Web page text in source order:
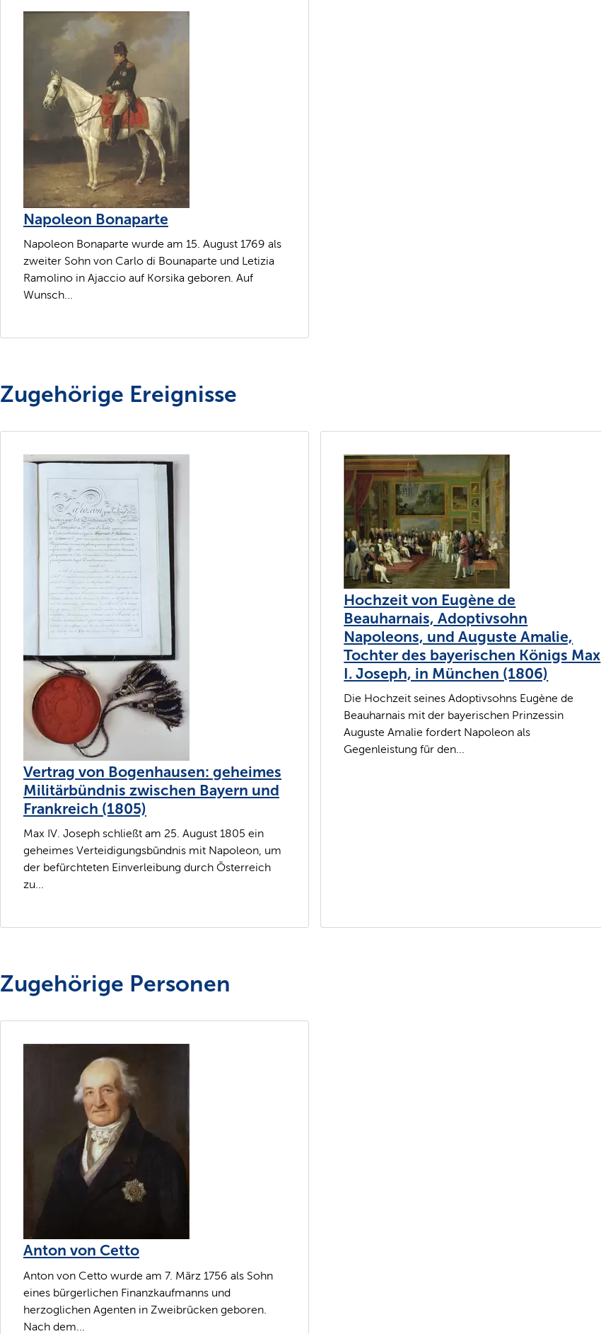
Napoleon Bonaparte
Napoleon Bonaparte wurde am 15. August 1769 als
zweiter Sohn von Carlo di Bounaparte und Letizia
Ramolino in Ajaccio auf Korsika geboren. Auf
Wunsch...
Zugehörige Ereignisse
Vertrag von Bogenhausen: geheimes
Militärbündnis zwischen Bayern und
Frankreich (1805)
Max IV. Joseph schließt am 25. August 1805 ein
geheimes Verteidigungsbündnis mit Napoleon, um
der befürchteten Einverleibung durch Österreich
zu...
Hochzeit von Eugène de
Beauharnais, Adoptivsohn
Napoleons, und Auguste Amalie,
Tochter des bayerischen Königs Max
I. Joseph, in München (1806)
Die Hochzeit seines Adoptivsohns Eugène de
Beauharnais mit der bayerischen Prinzessin
Auguste Amalie fordert Napoleon als
Gegenleistung für den...
Zugehörige Personen
Anton von Cetto
Anton von Cetto wurde am 7. März 1756 als Sohn
eines bürgerlichen Finanzkaufmanns und
herzoglichen Agenten in Zweibrücken geboren.
Nach dem...